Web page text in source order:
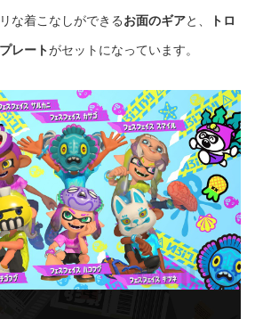
な着こなしができるお面のギアと、 トロ
レートがセットになっています。